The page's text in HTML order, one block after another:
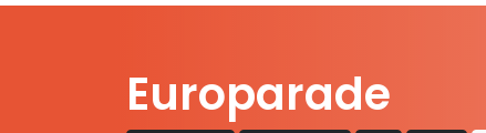
Europarade